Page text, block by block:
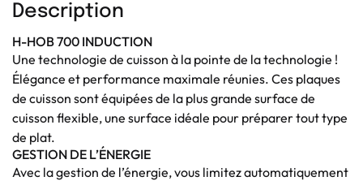
Description
H-HOB 700 INDUCTION
Une technologie de cuisson à la pointe de la technologie !
Élégance et performance maximale réunies. Ces plaques
de cuisson sont équipées de la plus grande surface de
cuisson flexible, une surface idéale pour préparer tout type
de plat.
GESTION DE L’ÉNERGIE
Avec la gestion de l’énergie, vous limitez automatiquement